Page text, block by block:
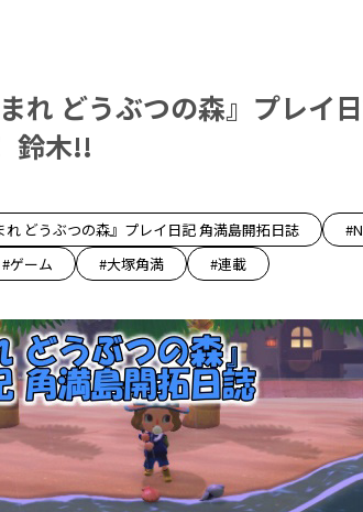
れ どうぶつの森』プレイ
鈴木!!
れ どうぶつの森』プレイ日記 角満島開拓日誌
#ゲーム #大塚角満 #連載